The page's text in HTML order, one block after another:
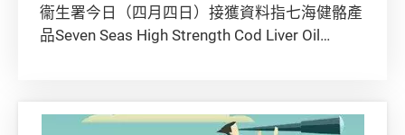
衞生署今日（四月四日）接獲資料指七海健骼產
品Seven Seas High Strength Cod Liver Oil